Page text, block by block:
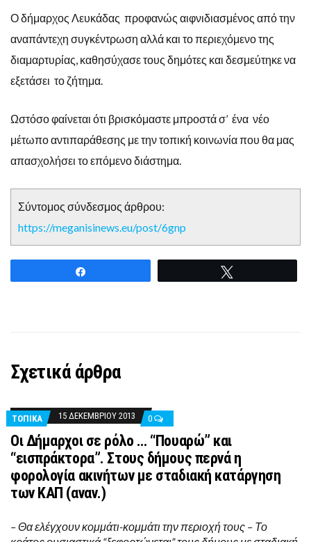
Ο δήμαρχος Λευκάδας προφανώς αιφνιδιασμένος από την
αναπάντεχη συγκέντρωση αλλά και το περιεχόμενο της
διαμαρτυρίας, καθησύχασε τους δημότες και δεσμεύτηκε να
εξετάσει το ζήτημα.
Ωστόσο φαίνεται ότι βρισκόμαστε μπροστά σ’ ένα νέο
μέτωπο αντιπαράθεσης με την τοπική κοινωνία που θα μας
απασχολήσει το επόμενο διάστημα.
Σύντομος σύνδεσμος άρθρου:
https://meganisinews.eu/post/6gnp
Σχετικά άρθρα
ΤΟΠΙΚΑ 15 ΔΕΚΕΜΒΡΊΟΥ 2013 0
Οι Δήμαρχοι σε ρόλο … “Πουαρώ” και
“εισπράκτορα”. Στους δήμους περνά η
φορολογία ακινήτων με σταδιακή κατάργηση
των ΚΑΠ (αναν.)
– Θα ελέγχουν κομμάτι-κομμάτι την περιοχή τους – Το